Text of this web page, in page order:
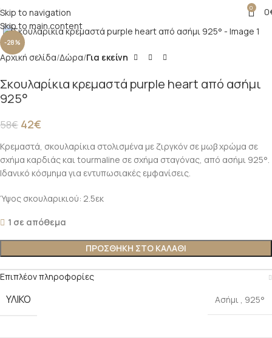
Skip to navigation
Skip to main content
0 0
-28%
Click to enlarge
Αρχική σελίδα Δώρα Για εκείνη
Σκουλαρίκια κρεμαστά purple heart από ασήμι
925°
58€ 42€
Κρεμαστά, σκουλαρίκια στολισμένα με ζιργκόν σε μωβ χρώμα σε
σχήμα καρδιάς και tourmaline σε σχήμα σταγόνας, από ασήμι 925°.
Ιδανικό κόσμημα για εντυπωσιακές εμφανίσεις.
Ύψος σκουλαρικιού: 2.5εκ
1 σε απόθεμα
ΠΡΟΣΘΉΚΗ ΣΤΟ ΚΑΛΆΘΙ
Επιπλέον πληροφορίες
ΥΛΙΚΌ Ασήμι , 925°